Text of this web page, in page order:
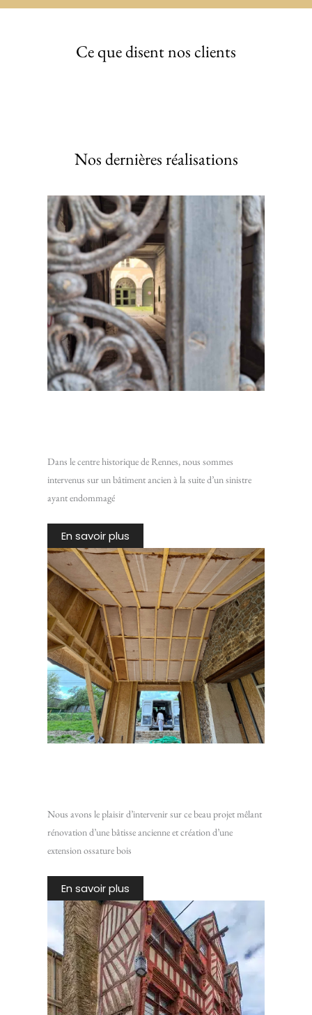
Ce que disent nos clients
Nos dernières réalisations
Dans le centre historique de Rennes, nous sommes
intervenus sur un bâtiment ancien à la suite d’un sinistre
ayant endommagé
En savoir plus
Nous avons le plaisir d’intervenir sur ce beau projet mêlant
rénovation d’une bâtisse ancienne et création d’une
extension ossature bois
En savoir plus